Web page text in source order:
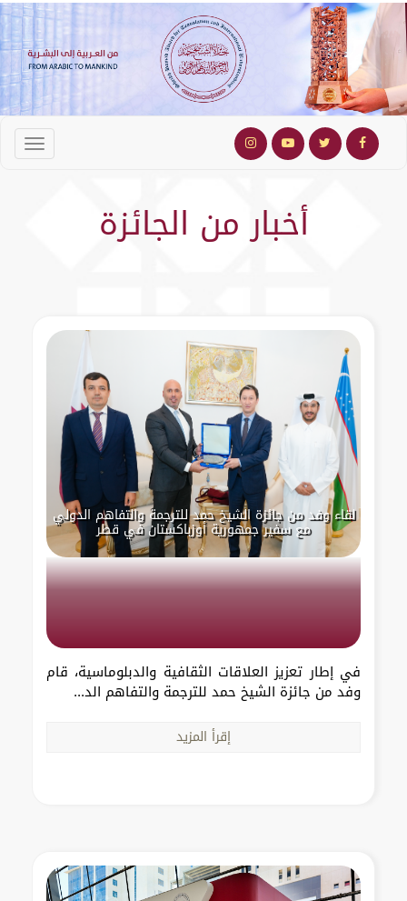
أخبار من الجائزة
لقاء وفد من جائزة الشيخ حمد للترجمة والتفاهم الدولي
مع سفير جمهورية أوزباكستان في قطر
في إطار تعزيز العلاقات الثقافية والدبلوماسية، قام
وفد من جائزة الشيخ حمد للترجمة والتفاهم الد...
إقرأ المزيد